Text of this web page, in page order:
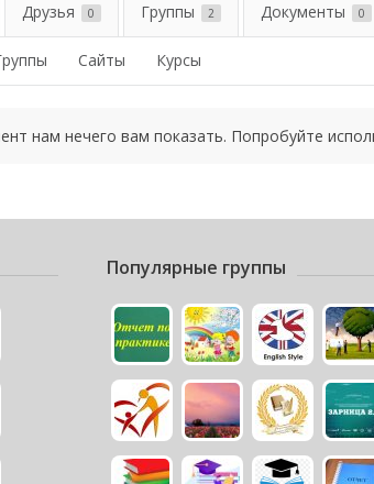
Друзья 0 Группы 2 Документы 0
Сайты Курсы
нам нечего вам показать. Попробуйте
Популярные группы